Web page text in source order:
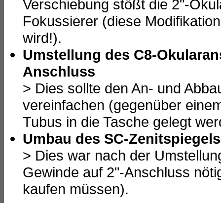
Verschiebung stößt die 2"-
Fokussierer (diese
wird!).
Umstellung des C8-
Anschluss
> Dies sollte den An- und
vereinfachen (gegenüber
Tubus in die Tasche gelegt
Umbau des SC-
> Dies war nach der
Gewinde auf 2"-Anschluss
kaufen müssen).